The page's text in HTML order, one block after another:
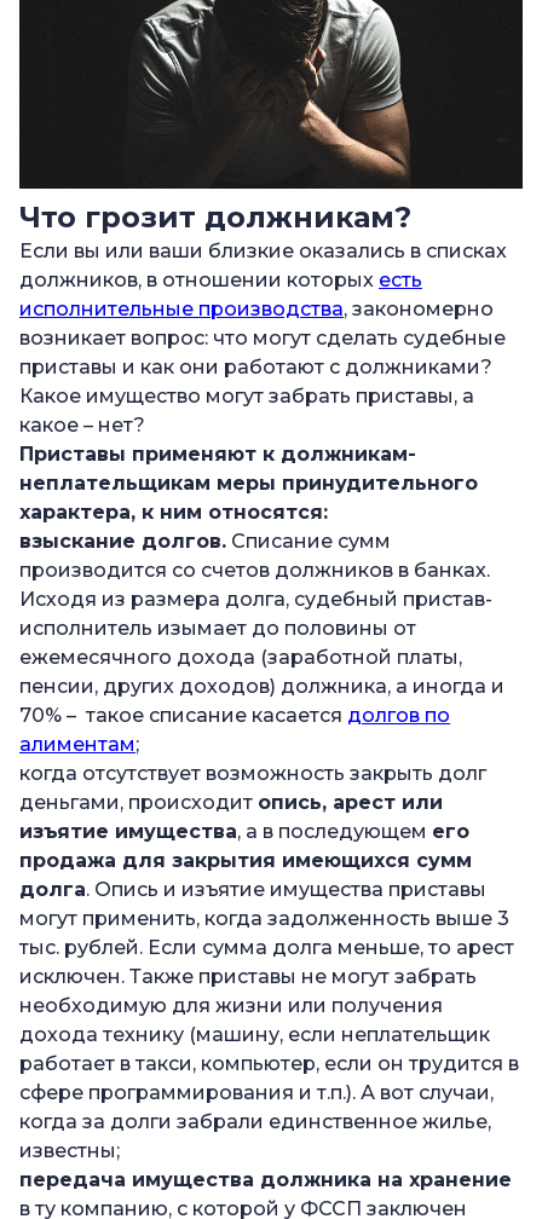
Что грозит должникам?
Если вы или ваши близкие оказались в списках
должников, в отношении которых есть
исполнительные производства, закономерно
возникает вопрос: что могут сделать судебные
приставы и как они работают с должниками?
Какое имущество могут забрать приставы, а
какое – нет?
Приставы применяют к должникам-
неплательщикам меры принудительного
характера, к ним относятся:
взыскание долгов. Списание сумм
производится со счетов должников в банках.
Исходя из размера долга, судебный пристав-
исполнитель изымает до половины от
ежемесячного дохода (заработной платы,
пенсии, других доходов) должника, а иногда и
70% – такое списание касается долгов по
алиментам;
когда отсутствует возможность закрыть долг
деньгами, происходит опись, арест или
изъятие имущества, а в последующем его
продажа для закрытия имеющихся сумм
долга. Опись и изъятие имущества приставы
могут применить, когда задолженность выше 3
тыс. рублей. Если сумма долга меньше, то арест
исключен. Также приставы не могут забрать
необходимую для жизни или получения
дохода технику (машину, если неплательщик
работает в такси, компьютер, если он трудится в
сфере программирования и т.п.). А вот случаи,
когда за долги забрали единственное жилье,
известны;
передача имущества должника на хранение
в ту компанию, с которой у ФССП заключен